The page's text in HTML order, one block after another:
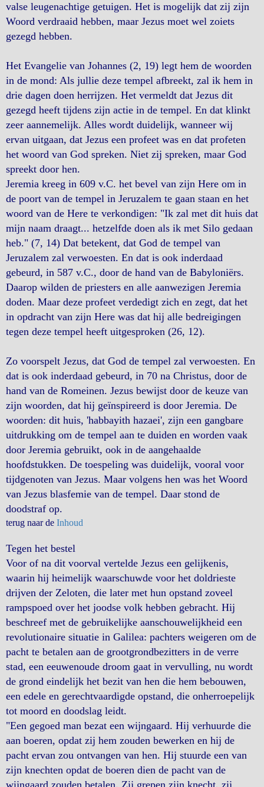
valse leugenachtige getuigen. Het is mogelijk dat zij zijn
Woord verdraaid hebben, maar Jezus moet wel zoiets
gezegd hebben.
Het Evangelie van Johannes (2, 19) legt hem de woorden
in de mond: Als jullie deze tempel afbreekt, zal ik hem in
drie dagen doen herrijzen. Het vermeldt dat Jezus dit
gezegd heeft tijdens zijn actie in de tempel. En dat klinkt
zeer aannemelijk. Alles wordt duidelijk, wanneer wij
ervan uitgaan, dat Jezus een profeet was en dat profeten
het woord van God spreken. Niet zij spreken, maar God
spreekt door hen.
Jeremia kreeg in 609 v.C. het bevel van zijn Here om in
de poort van de tempel in Jeruzalem te gaan staan en het
woord van de Here te verkondigen: "Ik zal met dit huis dat
mijn naam draagt... hetzelfde doen als ik met Silo gedaan
heb." (7, 14) Dat betekent, dat God de tempel van
Jeruzalem zal verwoesten. En dat is ook inderdaad
gebeurd, in 587 v.C., door de hand van de Babyloniërs.
Daarop wilden de priesters en alle aanwezigen Jeremia
doden. Maar deze profeet verdedigt zich en zegt, dat het
in opdracht van zijn Here was dat hij alle bedreigingen
tegen deze tempel heeft uitgesproken (26, 12).
Zo voorspelt Jezus, dat God de tempel zal verwoesten. En
dat is ook inderdaad gebeurd, in 70 na Christus, door de
hand van de Romeinen. Jezus bewijst door de keuze van
zijn woorden, dat hij geïnspireerd is door Jeremia. De
woorden: dit huis, 'habbayith hazaei', zijn een gangbare
uitdrukking om de tempel aan te duiden en worden vaak
door Jeremia gebruikt, ook in de aangehaalde
hoofdstukken. De toespeling was duidelijk, vooral voor
tijdgenoten van Jezus. Maar volgens hen was het Woord
van Jezus blasfemie van de tempel. Daar stond de
doodstraf op.
terug naar de Inhoud
Tegen het bestel
Voor of na dit voorval vertelde Jezus een gelijkenis,
waarin hij heimelijk waarschuwde voor het doldrieste
drijven der Zeloten, die later met hun opstand zoveel
rampspoed over het joodse volk hebben gebracht. Hij
beschreef met de gebruikelijke aanschouwelijkheid een
revolutionaire situatie in Galilea: pachters weigeren om de
pacht te betalen aan de grootgrondbezitters in de verre
stad, een eeuwenoude droom gaat in vervulling, nu wordt
de grond eindelijk het bezit van hen die hem bebouwen,
een edele en gerechtvaardigde opstand, die onherroepelijk
tot moord en doodslag leidt.
"Een gegoed man bezat een wijngaard. Hij verhuurde die
aan boeren, opdat zij hem zouden bewerken en hij de
pacht ervan zou ontvangen van hen. Hij stuurde een van
zijn knechten opdat de boeren dien de pacht van de